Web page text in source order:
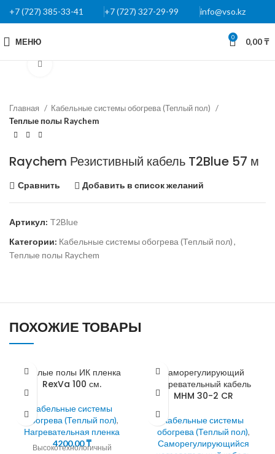
+7 (727) 385-33-41 +7 (727) 327-29-99 info@vso.kz
МЕНЮ 0 0,00₸
Главная
Кабельные системы обогрева (Теплый пол)
Теплые полы Raychem
Raychem Резистивный кабель T2Blue 57 м
Сравнить Добавить в список желаний
Артикул: T2Blue
Категории: Кабельные системы обогрева (Теплый пол),
Теплые полы Raychem
ПОХОЖИЕ ТОВАРЫ
Теплые полы ИК пленка
RexVa 100 см.
Кабельные системы
обогрева (Теплый пол),
Нагревательная пленка
4200,00₸
Высокотехнологичный
Саморегулирующий
нагревательный кабель
MHM 30-2 CR
Кабельные системы
обогрева (Теплый пол),
Саморегулирующийся